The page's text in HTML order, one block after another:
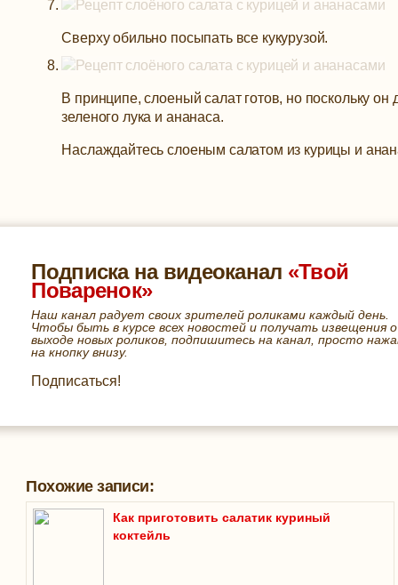
Сверху обильно посыпать все кукурузой.
В принципе, слоеный салат готов, но поскольку
зеленого лука и ананаса.
Наслаждайтесь слоеным салатом из курицы и
Подписка на видеоканал «Твой
Поваренок»
Наш канал радует своих зрителей роликами каждый день.
Чтобы быть в курсе всех новостей и получать извещения о
выходе новых роликов, подпишитесь на канал, просто
на кнопку внизу.
Подписаться!
Похожие записи:
Как приготовить салатик куриный
коктейль